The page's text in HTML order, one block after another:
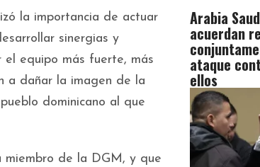
la importancia de actuar
sinergias y
el equipo más fuerte, más
a dañar la imagen de la
dominicano al que
miembro de la DGM, y que
Arabia
acuerdan
ataque
ellos